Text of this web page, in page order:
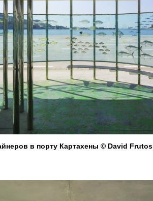
в порту Картахены © David Frutos